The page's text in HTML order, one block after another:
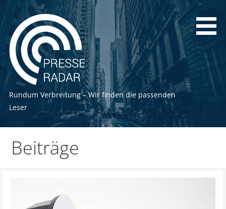
Zum
Inhalt
springen
Rundum Verbreitung – Wir finden die passenden
Leser
Beiträge